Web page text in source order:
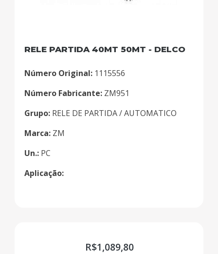
RELE PARTIDA 40MT 50MT - DELCO
Número Original: 1115556
Número Fabricante: ZM951
Grupo: RELE DE PARTIDA / AUTOMATICO
Marca: ZM
Un.: PC
Aplicação:
R$1,089,80